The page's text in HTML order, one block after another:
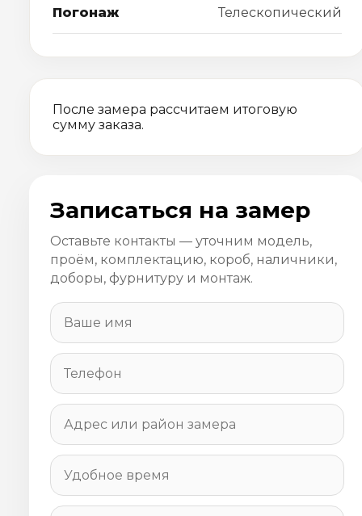
Погонаж Телескопический
После замера рассчитаем итоговую
сумму заказа.
Записаться на замер
Оставьте контакты — уточним модель,
проём, комплектацию, короб, наличники,
доборы, фурнитуру и монтаж.